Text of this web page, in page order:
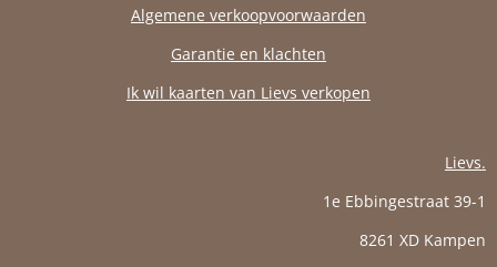
Algemene verkoopvoorwaarden
Garantie en klachten
Ik wil kaarten van Lievs verkopen
Lievs.
1e Ebbingestraat 39-1
8261 XD Kampen